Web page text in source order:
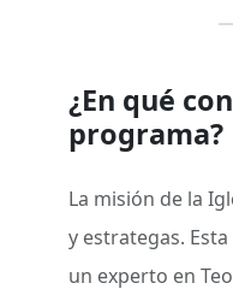
¿En qué
programa?
La misión de la
y estrategas.
un experto en